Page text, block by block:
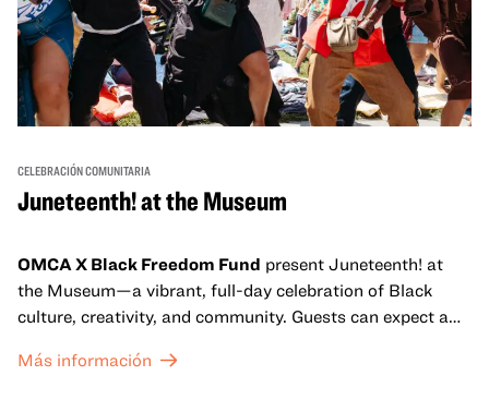
CELEBRACIÓN COMUNITARIA
Juneteenth! at the Museum
OMCA X Black Freedom Fund present Juneteenth! at
the Museum—a vibrant, full-day celebration of Black
culture, creativity, and community. Guests can expect a
sets from boundary-pushing artists, delicious offerings
Más información